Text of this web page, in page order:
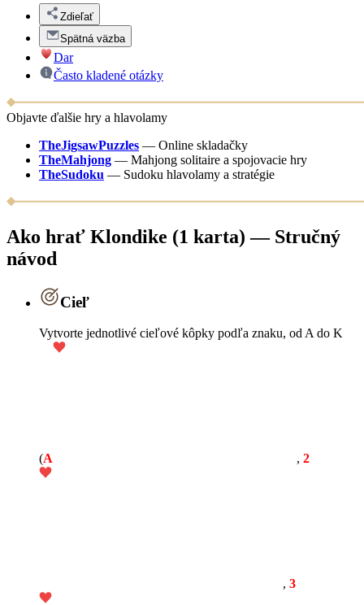
Zdieľať
Spätná väzba
Dar
Často kladené otázky
Objavte ďalšie hry a hlavolamy
TheJigsawPuzzles — Online skladačky
TheMahjong — Mahjong solitaire a spojovacie hry
TheSudoku — Sudoku hlavolamy a stratégie
Ako hrať Klondike (1 karta) — Stručný
návod
Cieľ
Vytvorte jednotlivé cieľové kôpky podľa znaku, od A do K
(A , 2
, 3